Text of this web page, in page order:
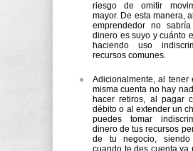
riesgo de omitir
mayor. De esta manera,
emprendedor no
dinero es suyo y cuánto
haciendo uso
recursos comunes.
Adicionalmente, al
misma cuenta no hay
hacer retiros, al pagar
débito o al extender un
puedes tomar
dinero de tus recursos
de tu negocio,
cuando te des cuenta ya